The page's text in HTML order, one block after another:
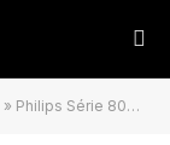
» Philips Série 8000: três curiosidades sobre o secador mais rápido da Philips